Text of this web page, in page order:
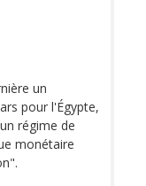
un
pour l'Égypte,
régime de
monétaire